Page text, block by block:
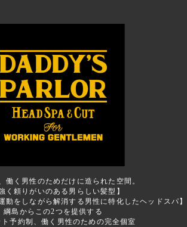
働く男性のためだけに造られた空間。
く頼りがいのある男らしい髪型】
動をしながら解消する男性に特化したヘッドスパ】
綱島からこの2つを提供する
予約制、働く男性のための完全個室